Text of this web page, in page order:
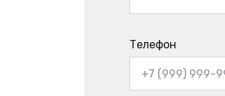
Телефон